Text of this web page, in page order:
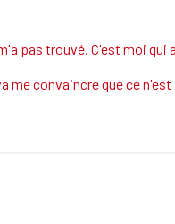
pas trouvé. C'est moi qui
me convaincre que ce